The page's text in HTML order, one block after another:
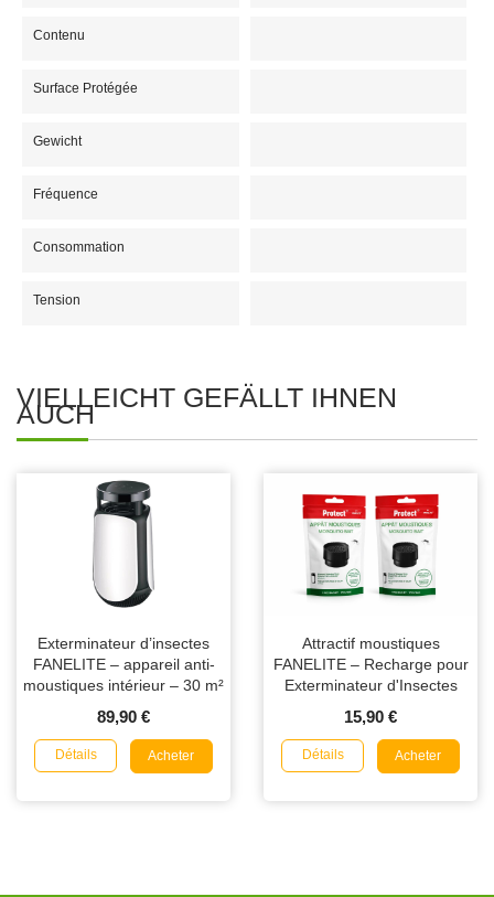
Contenu
Surface Protégée
Gewicht
Fréquence
Consommation
Tension
VIELLEICHT GEFÄLLT IHNEN
AUCH
Exterminateur d’insectes
FANELITE – appareil anti-
moustiques intérieur – 30 m²
89,90 €
Détails Acheter
Attractif moustiques
FANELITE – Recharge pour
Exterminateur d'Insectes
15,90 €
Détails Acheter